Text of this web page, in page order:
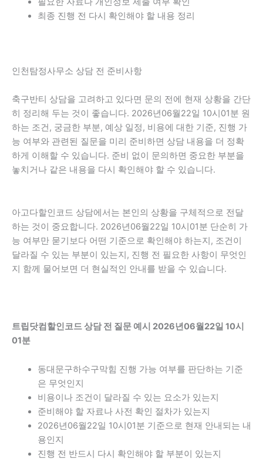
최종 진행 전 다시 확인해야 할 내용 정리
인천탐정사무소 상담 전 준비사항
축구반티 상담을 고려하고 있다면 문의 전에 현재 상황을 간단
히 정리해 두는 것이 좋습니다. 2026년06월22일 10시01분 원
하는 조건, 궁금한 부분, 예상 일정, 비용에 대한 기준, 진행 가
능 여부와 관련된 질문을 미리 준비하면 상담 내용을 더 정확
하게 이해할 수 있습니다. 준비 없이 문의하면 중요한 부분을
놓치거나 같은 내용을 다시 확인해야 할 수 있습니다.
아고다할인코드 상담에서는 본인의 상황을 구체적으로 전달
하는 것이 중요합니다. 2026년06월22일 10시01분 단순히 가
능 여부만 묻기보다 어떤 기준으로 확인해야 하는지, 조건이
달라질 수 있는 부분이 있는지, 진행 전 필요한 사항이 무엇인
지 함께 물어보면 더 현실적인 안내를 받을 수 있습니다.
트립닷컴할인코드 상담 전 질문 예시 2026년06월22일 10시
01분
동대문구하수구막힘 진행 가능 여부를 판단하는 기준
은 무엇인지
비용이나 조건이 달라질 수 있는 요소가 있는지
준비해야 할 자료나 사전 확인 절차가 있는지
2026년06월22일 10시01분 기준으로 현재 안내되는 내
용인지
진행 전 반드시 다시 확인해야 할 부분이 있는지